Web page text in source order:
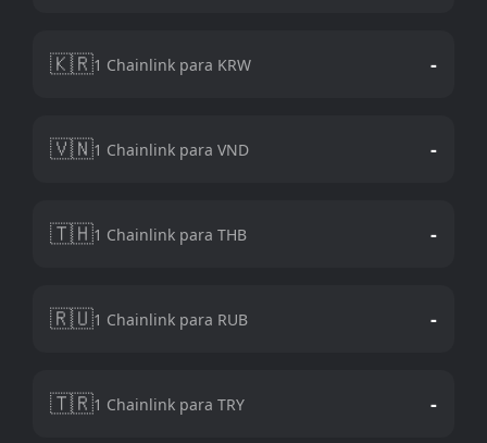
🇰🇷1 Chainlink para KRW -
🇻🇳1 Chainlink para VND -
🇹🇭1 Chainlink para THB -
🇷🇺1 Chainlink para RUB -
🇹🇷1 Chainlink para TRY -